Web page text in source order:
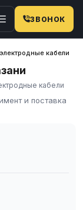
ЗВОНОК
кабели
кабели
и поставка
кабели в
по всей России.
размеров и